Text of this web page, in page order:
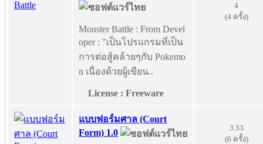
Monster Battle : From Devel
oper : "เป็นโปรแกรมที่เป็น
การต่อสู้คล้ายๆกับ Pokemo
n เนื่องด้วยผู้เขียน..
License : Freeware
4
(4 ครั้ง)
แบบฟอร์มศาล (Court
Form) 1.0
3.33
(6 ครั้ง)